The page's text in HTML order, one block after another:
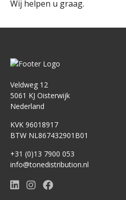
Wij helpen u graag.
Veldweg 12
5061 KJ Oisterwijk
Nederland
KVK 96018917
BTW NL867432901B01
+31 (0)13 7900 053
info@tonedistribution.nl